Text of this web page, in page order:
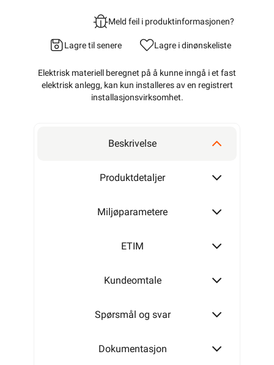
Meld feil i produktinformasjonen?
Lagre til senere Lagre i dinønskeliste
Elektrisk materiell beregnet på å kunne inngå i et fast
elektrisk anlegg, kan kun installeres av en registrert
installasjonsvirksomhet.
Beskrivelse
Produktdetaljer
Miljøparametere
ETIM
Kundeomtale
Spørsmål og svar
Dokumentasjon